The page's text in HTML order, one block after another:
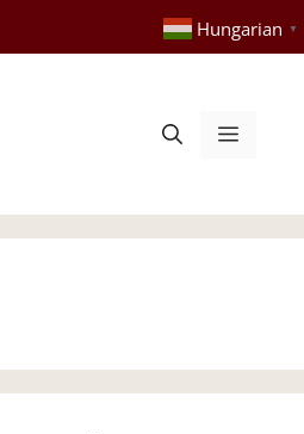
Hungarian ▼
Menü